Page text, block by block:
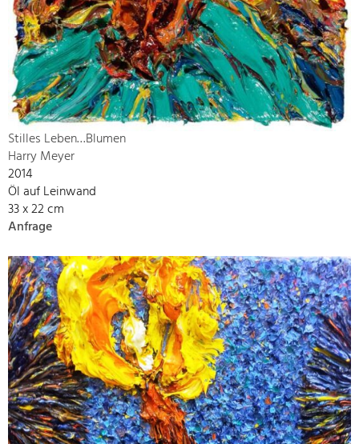
Stilles Leben…Blumen
Harry Meyer
2014
Öl auf Leinwand
33 x 22 cm
Anfrage